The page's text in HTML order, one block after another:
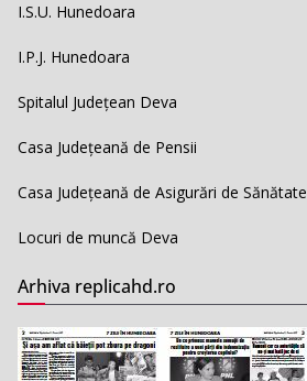
I.S.U. Hunedoara
I.P.J. Hunedoara
Spitalul Județean Deva
Casa Județeană de Pensii
Casa Județeană de Asigurări de Sănătate
Locuri de muncă Deva
Arhiva replicahd.ro